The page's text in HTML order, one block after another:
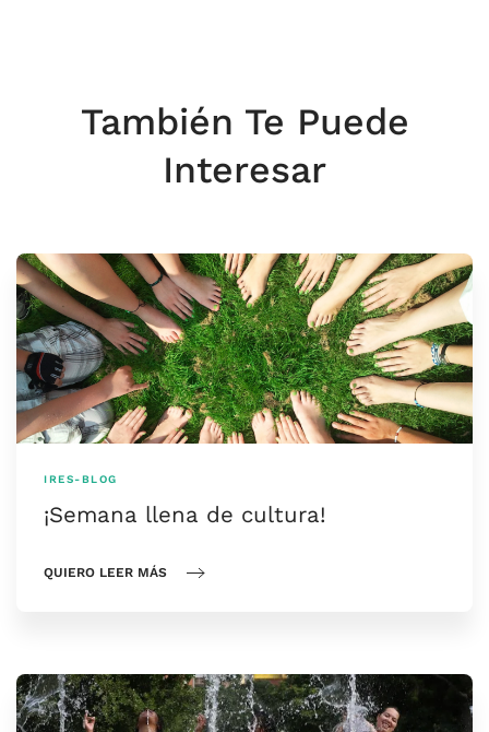
También Te Puede
Interesar
IRES-BLOG
¡Semana llena de cultura!
QUIERO LEER MÁS